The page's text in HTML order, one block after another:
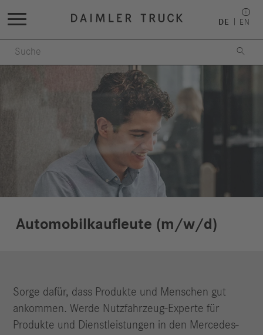
DE EN

Automobilkaufleute (m/w/d)
Sorge dafür, dass Produkte und Menschen gut
ankommen. Werde Nutzfahrzeug-Experte für
Produkte und Dienstleistungen in den Mercedes-